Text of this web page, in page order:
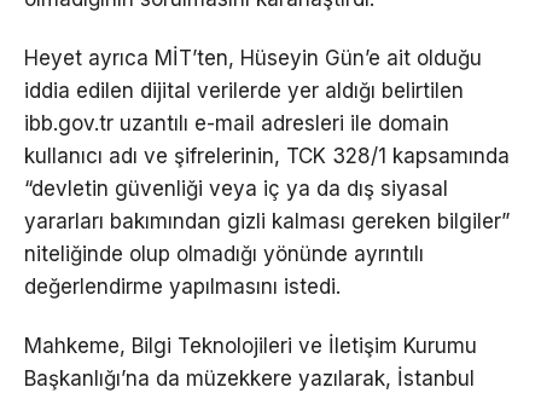
Heyet ayrıca MİT’ten, Hüseyin Gün’e ait olduğu
iddia edilen dijital verilerde yer aldığı belirtilen
ibb.gov.tr uzantılı e-mail adresleri ile domain
kullanıcı adı ve şifrelerinin, TCK 328/1 kapsamında
“devletin güvenliği veya iç ya da dış siyasal
yararları bakımından gizli kalması gereken bilgiler”
niteliğinde olup olmadığı yönünde ayrıntılı
değerlendirme yapılmasını istedi.
Mahkeme, Bilgi Teknolojileri ve İletişim Kurumu
Başkanlığı’na da müzekkere yazılarak, İstanbul